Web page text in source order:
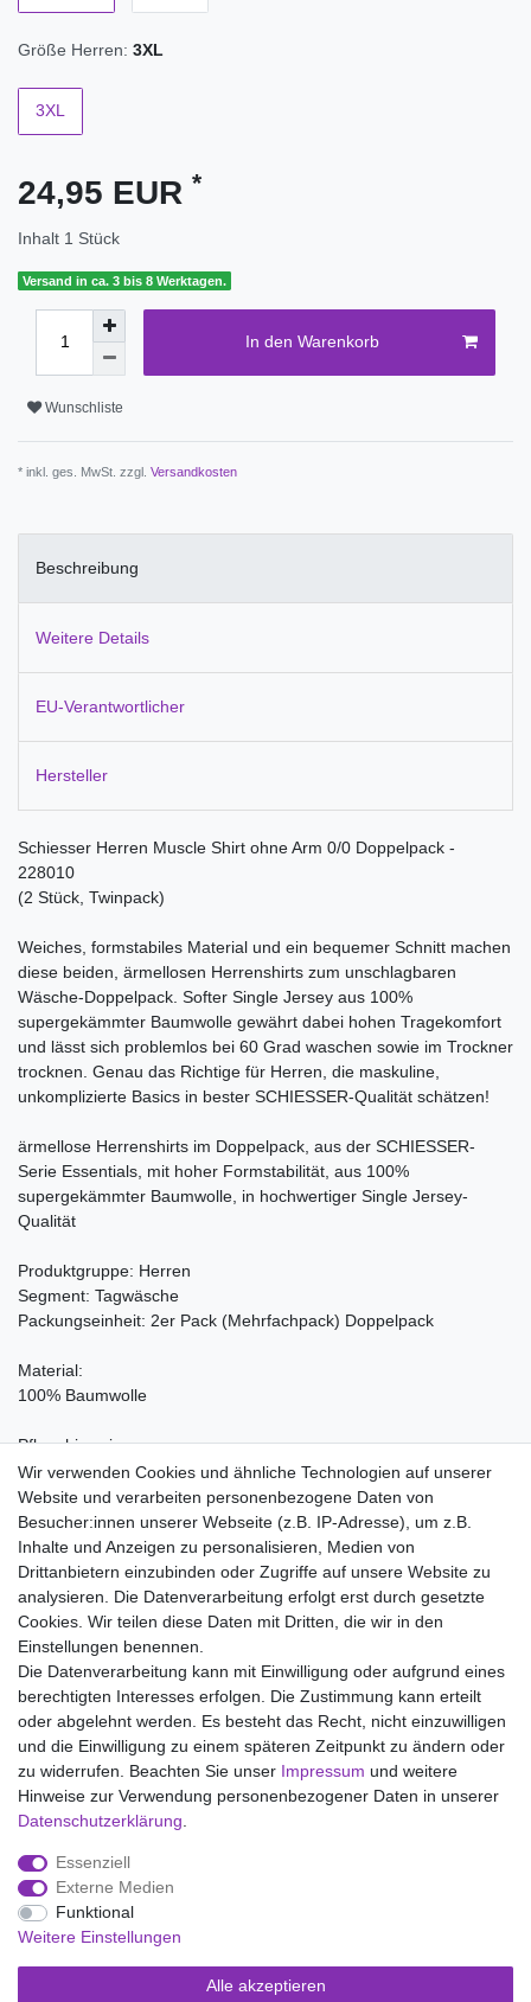
Größe Herren: 3XL
3XL
24,95 EUR *
Inhalt 1 Stück
Versand in ca. 3 bis 8 Werktagen.
In den Warenkorb
Wunschliste
* inkl. ges. MwSt. zzgl. Versandkosten
Beschreibung
Weitere Details
EU-Verantwortlicher
Hersteller
Schiesser Herren Muscle Shirt ohne Arm 0/0 Doppelpack -
228010
(2 Stück, Twinpack)
Weiches, formstabiles Material und ein bequemer Schnitt machen
diese beiden, ärmellosen Herrenshirts zum unschlagbaren
Wäsche-Doppelpack. Softer Single Jersey aus 100%
supergekämmter Baumwolle gewährt dabei hohen Tragekomfort
und lässt sich problemlos bei 60 Grad waschen sowie im Trockner
trocknen. Genau das Richtige für Herren, die maskuline,
unkomplizierte Basics in bester SCHIESSER-Qualität schätzen!
ärmellose Herrenshirts im Doppelpack, aus der SCHIESSER-
Serie Essentials, mit hoher Formstabilität, aus 100%
supergekämmter Baumwolle, in hochwertiger Single Jersey-
Qualität
Produktgruppe: Herren
Segment: Tagwäsche
Packungseinheit: 2er Pack (Mehrfachpack) Doppelpack
Material:
100% Baumwolle
Pflegehinweise:
Waschen bei 60°C, Nicht bleichen, Trockner (Stufe 1), Heiss
Bügeln (Stufe 3), Nicht chemisch reinigen
Wir liefern mit DHL (auch Samstags)
Kostenloser Versand
14 Tage Rückgaberecht
Impressum Daten­schutz­erklärung AGB
Widerrufs­recht
Wir verwenden Cookies und ähnliche Technologien auf unserer
Website und verarbeiten personenbezogene Daten von
Besucher:innen unserer Webseite (z.B. IP-Adresse), um z.B.
Inhalte und Anzeigen zu personalisieren, Medien von
Drittanbietern einzubinden oder Zugriffe auf unsere Website zu
analysieren. Die Datenverarbeitung erfolgt erst durch gesetzte
Cookies. Wir teilen diese Daten mit Dritten, die wir in den
Einstellungen benennen.
Die Datenverarbeitung kann mit Einwilligung oder aufgrund eines
berechtigten Interesses erfolgen. Die Zustimmung kann erteilt
oder abgelehnt werden. Es besteht das Recht, nicht einzuwilligen
und die Einwilligung zu einem späteren Zeitpunkt zu ändern oder
zu widerrufen. Beachten Sie unser Impressum und weitere
Hinweise zur Verwendung personenbezogener Daten in unserer
Daten­schutz­erklärung
Essenziell
Externe Medien
Funktional
Weitere Einstellungen
Alle akzeptieren